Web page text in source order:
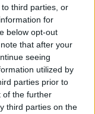
third parties, or
for
below opt-out
that after your
seeing
utilized by
parties prior to
of the further
third parties on the